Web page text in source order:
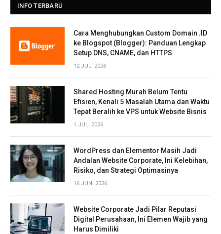
INFO TERBARU
Cara Menghubungkan Custom Domain .ID
ke Blogspot (Blogger): Panduan Lengkap
Setup DNS, CNAME, dan HTTPS
12 JULI 2026
Shared Hosting Murah Belum Tentu
Efisien, Kenali 5 Masalah Utama dan Waktu
Tepat Beralih ke VPS untuk Website Bisnis
1 JULI 2026
WordPress dan Elementor Masih Jadi
Andalan Website Corporate, Ini Kelebihan,
Risiko, dan Strategi Optimasinya
16 JUNI 2026
Website Corporate Jadi Pilar Reputasi
Digital Perusahaan, Ini Elemen Wajib yang
Harus Dimiliki